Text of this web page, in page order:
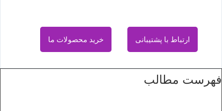
ارتباط با پشتیبانی خرید محصولات ما
فهرست مطالب